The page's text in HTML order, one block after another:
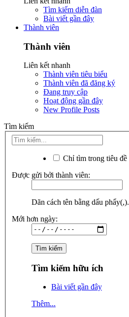
Tìm kiếm diễn đàn
Bài viết gần đây
Thành viên
Thành viên
Liên kết nhanh
Thành viên tiêu biểu
Thành viên đã đăng ký
Đang truy cập
Hoạt động gần đây
New Profile Posts
Tìm kiếm
Chỉ tìm trong tiêu đề
Được gửi bởi thành viên:
Dãn cách tên bằng dấu phẩy(,).
Mới hơn ngày:
Tìm kiếm hữu ích
Bài viết gần đây
Thêm...